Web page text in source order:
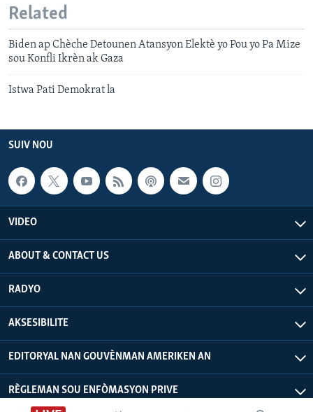
Related
Biden ap Chèche Detounen Atansyon Elektè yo Pou yo Pa Mize
sou Konfli Ikrèn ak Gaza
Istwa Pati Demokrat la
SUIV NOU
VIDEO
ABOUT & CONTACT US
RADYO
AKSESIBILITE
EDITORYAL NAN GOUVÈNMAN AMERIKEN AN
RÈGLEMAN SOU ENFÒMASYON PRIVE